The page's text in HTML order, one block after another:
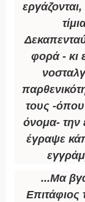
φορά - κι
τους -
όνομα- την
έγραψε
...Μα